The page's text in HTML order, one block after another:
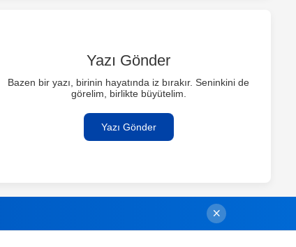
Yazı Gönder
Bazen bir yazı, birinin hayatında iz bırakır. Seninkini de
görelim, birlikte büyütelim.
Yazı Gönder